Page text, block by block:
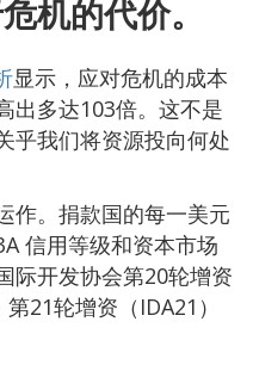
机的代价。
显示，应对危机的成本
出多达103倍。这不是
乎我们将资源投向何处
作。捐款国的每一美元
信用等级和资本市场
际开发协会第20轮增资
21轮增资（IDA21）